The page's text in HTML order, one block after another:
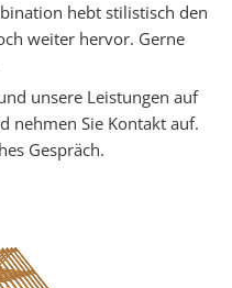
hebt stilistisch den
weiter hervor. Gerne
unsere Leistungen auf
nehmen Sie Kontakt auf.
Gespräch.